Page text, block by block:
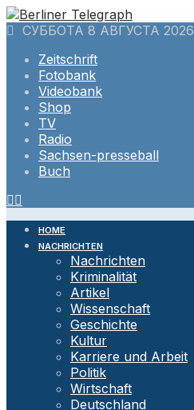
Skip
to СУББОТА 8 АВГУСТА 2026
Zeitschrift
Fotobank
Videobank
Shop
TV
Radio
Sachsen-presseball
Buch
HOME
NACHRICHTEN
Nachrichten
Kriminalität
Artikel
Wissenschaft
Geschichte
Kultur
Karriere und Arbeit
Politik
Wirtschaft
Deutschland